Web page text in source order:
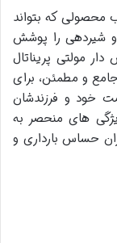
محصولی که بتواند
و شیردهی را پوشش
مولتی پریناتال
و مطمئن، برای
خود و فرزندشان
های منحصر به
حساس بارداری و